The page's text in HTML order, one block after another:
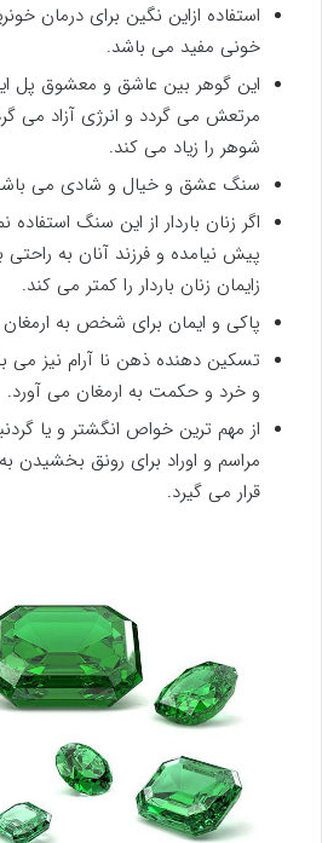
استفاده ازاین نگین برای درمان
خونی مفید می باشد.
این گوهر بین عاشق و معشوق پل
مرتعش می گردد و انرژی آزاد می
شوهر را زیاد می کند.
سنگ عشق و خیال و شادی می
اگر زنان باردار از این سنگ
پیش نیامده و فرزند آنان به راحتی
زایمان زنان باردار را کمتر می کند.
پاکی و ایمان برای شخص به ارمغان
تسکین دهنده ذهن نا آرام نیز می
و خرد و حکمت به ارمغان می آورد.
از مهم ترین خواص انگشتر و یا
مراسم و اوراد برای رونق بخشیدن
قرار می گیرد.